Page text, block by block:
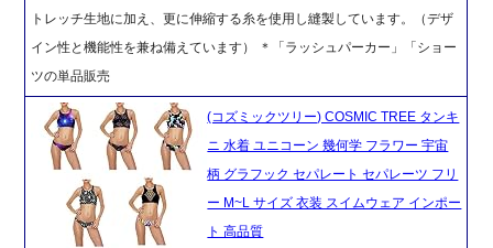
トレッチ生地に加え、更に伸縮する糸を使用し縫製しています。（デザ
イン性と機能性を兼ね備えています） ＊「ラッシュパーカー」「ショー
ツの単品販売
(コズミックツリー) COSMIC TREE タンキ
ニ 水着 ユニコーン 幾何学 フラワー 宇宙
柄 グラフック セパレート セパレーツ フリ
ー M~L サイズ 衣装 スイムウェア インポー
ト 高品質